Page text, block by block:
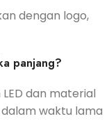
dengan logo,
panjang?
dan material
waktu lama